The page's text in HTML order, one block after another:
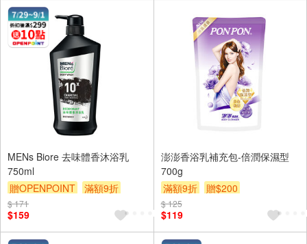
MENs Biore 去味體香沐浴乳
750ml
贈OPENPOINT
滿額9折
贈$200
$ 171
$159
澎澎香浴乳補充包-倍潤保濕型
700g
滿額9折
贈$200
$ 125
$119